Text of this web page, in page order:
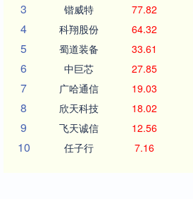
3 锴威特 77.82
4 科翔股份 64.32
5 蜀道装备 33.61
6 中巨芯 27.85
7 广哈通信 19.03
8 欣天科技 18.02
9 飞天诚信 12.56
10 任子行 7.16